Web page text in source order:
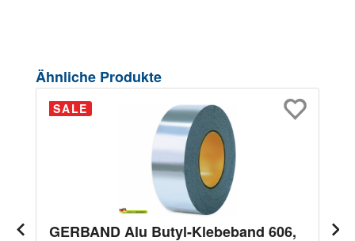
Produktgalerie überspringen
Ähnliche Produkte
SALE
GERBAND Alu Butyl-Klebeband 606,